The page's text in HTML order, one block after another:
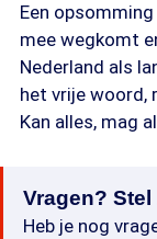
Een
mee wegkomt
Nederland als
het vrije woord,
Kan alles, mag
Vragen? Stel
Heb je nog